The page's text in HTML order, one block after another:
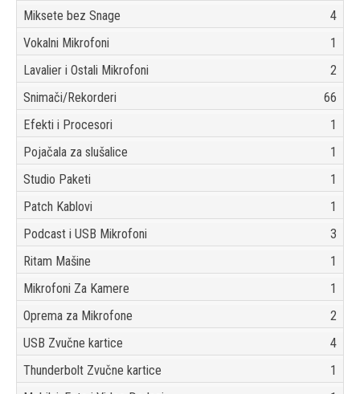
Miksete bez Snage
4
Vokalni Mikrofoni
1
Lavalier i Ostali Mikrofoni
2
Snimači/Rekorderi
66
Efekti i Procesori
1
Pojačala za slušalice
1
Studio Paketi
1
Patch Kablovi
1
Podcast i USB Mikrofoni
3
Ritam Mašine
1
Mikrofoni Za Kamere
1
Oprema za Mikrofone
2
USB Zvučne kartice
4
Thunderbolt Zvučne kartice
1